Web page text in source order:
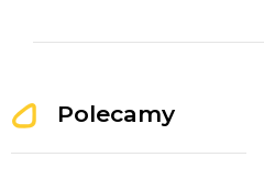
Polecamy